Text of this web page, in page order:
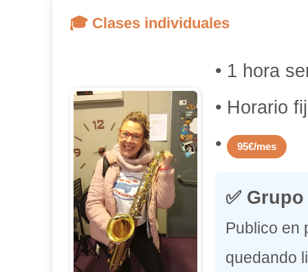
🎓 Clases individuales
• 1 hora
• Horario
•
95€/mes
✅
Publico en
quedando